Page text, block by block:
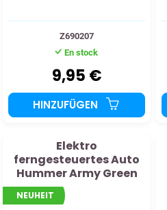
Z690207
En stock
9,95 €
HINZUFÜGEN
Elektro
ferngesteuertes Auto
Hummer Army Green
RC 1:16 RTR mit
Beleuchtung
NEUHEIT